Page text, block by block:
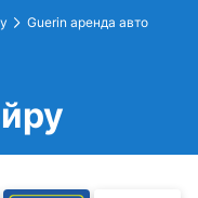
Guerin аренда авто